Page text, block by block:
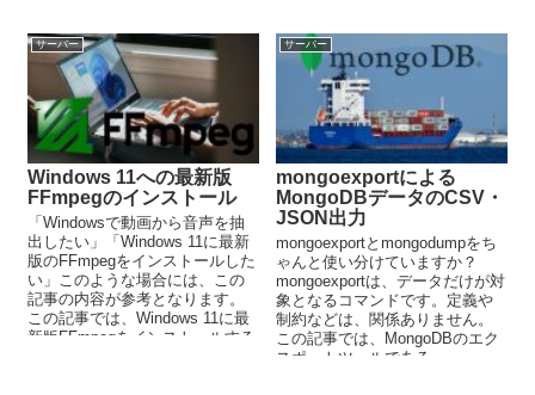
サーバー
Windows 11への最新版
FFmpegのインストール
「Windowsで動画から音声を抽
出したい」「Windows 11に最新
版のFFmpegをインストールした
い」このような場合には、この
記事の内容が参考となります。
この記事では、Windows 11に最
新版FFmpegをインストールする
サーバー
mongoexportによる
MongoDBデータのCSV・
JSON出力
mongoexportとmongodumpをち
ゃんと使い分けていますか？
mongoexportは、データだけが対
象となるコマンドです。定義や
制約などは、関係ありません。
この記事では、MongoDBのエク
スポートツールである